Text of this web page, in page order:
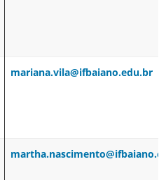
mariana.vila@ifbaiano.edu.br